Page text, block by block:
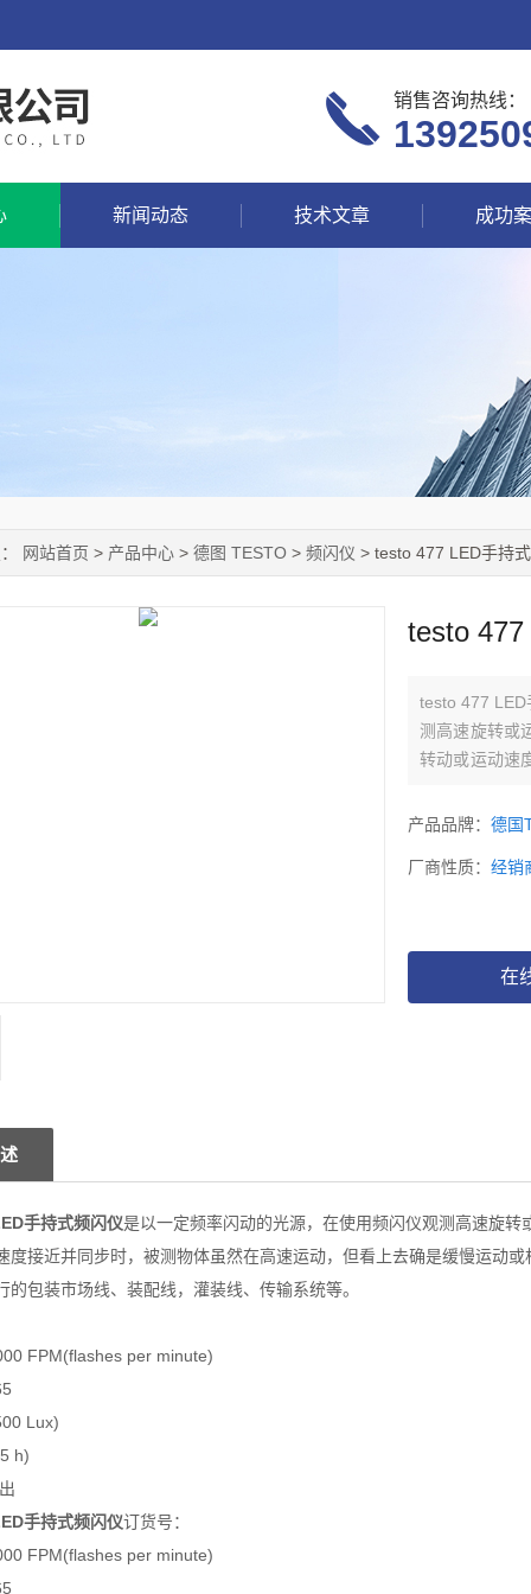
销售咨询热线：
新闻动态 技术文章 成功
网站首页 > 产品中心 > 德图 TESTO > 频闪仪 > testo 477 LED手持
testo
testo 477 LED
测高速旋转或
转动或运动速
如：高速运行
产品品牌： 德国
厂商性质： 经销
在
手持式频闪仪是以一定频率闪动的光源，在使用频闪仪观测高速旋
度接近并同步时，被测物体虽然在高速运动，但看上去确是缓慢运动
的包装市场线、装配线，灌装线、传输系统等。
FPM(flashes per minute)
Lux)
h)
手持式频闪仪订货号：
FPM(flashes per minute)